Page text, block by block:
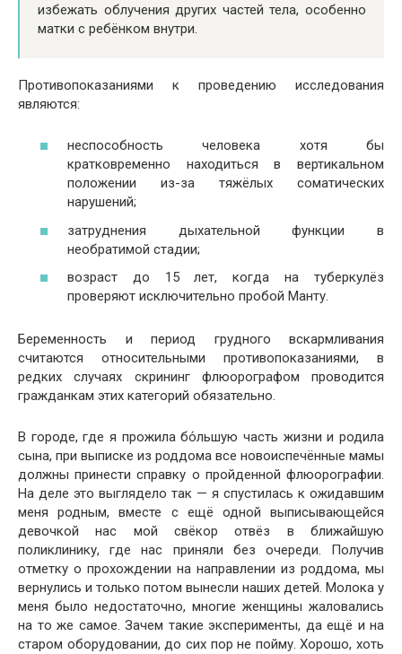
избежать облучения других частей тела, особенно
матки с ребёнком внутри.
Противопоказаниями к проведению исследования
являются:
неспособность человека хотя бы
кратковременно находиться в вертикальном
положении из-за тяжёлых соматических
нарушений;
затруднения дыхательной функции в
необратимой стадии;
возраст до 15 лет, когда на туберкулёз
проверяют исключительно пробой Манту.
Беременность и период грудного вскармливания
считаются относительными противопоказаниями, в
редких случаях скрининг флюорографом проводится
гражданкам этих категорий обязательно.
В городе, где я прожила бо́льшую часть жизни и родила
сына, при выписке из роддома все новоиспечённые мамы
должны принести справку о пройденной флюорографии.
На деле это выглядело так — я спустилась к ожидавшим
меня родным, вместе с ещё одной выписывающейся
девочкой нас мой свёкор отвёз в ближайшую
поликлинику, где нас приняли без очереди. Получив
отметку о прохождении на направлении из роддома, мы
вернулись и только потом вынесли наших детей. Молока у
меня было недостаточно, многие женщины жаловались
на то же самое. Зачем такие эксперименты, да ещё и на
старом оборудовании, до сих пор не пойму. Хорошо, хоть